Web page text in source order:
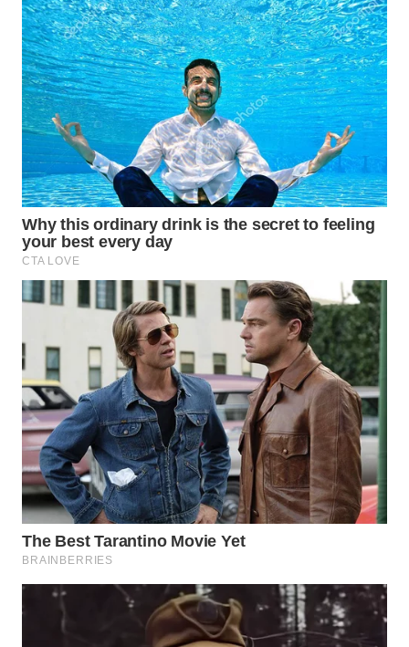
WN
SEMARANG
WN
SOLO
WN
BOROBUDUR
WN
MADURA
WN
WN
NATUNA
WN
BINTAN
WN
MANDALIKA
LIKUPANG